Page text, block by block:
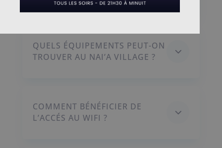
3
QUELS ÉQUIPEMENTS PEUT-ON
TROUVER AU NAI’A VILLAGE ?
3
COMMENT BÉNÉFICIER DE
L’ACCÉS AU WIFI ?